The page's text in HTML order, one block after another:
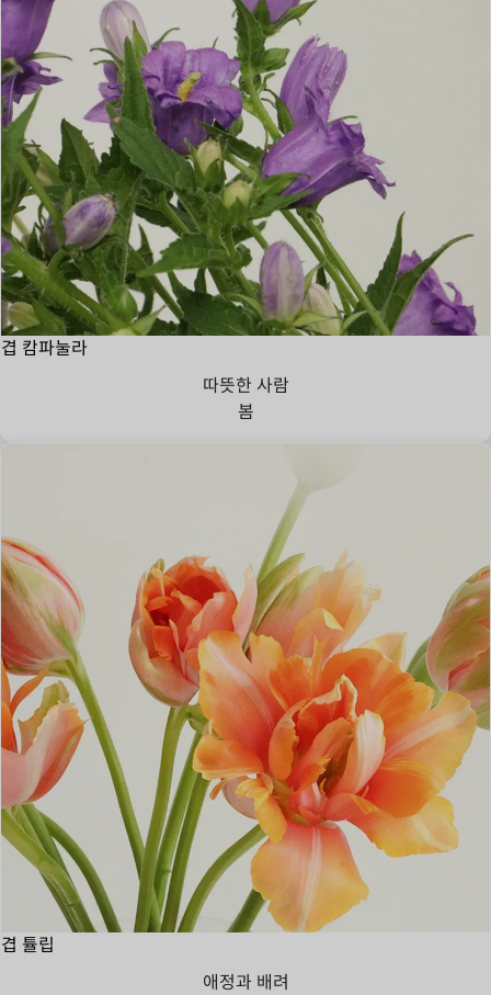
겹 캄파눌라
따뜻한 사람
봄
겹 튤립
애정과 배려